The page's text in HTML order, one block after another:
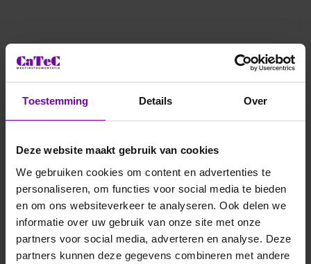
Toestemming Details Over
Deze website maakt gebruik van cookies
We gebruiken cookies om content en advertenties te
personaliseren, om functies voor social media te bieden
en om ons websiteverkeer te analyseren. Ook delen we
informatie over uw gebruik van onze site met onze
partners voor social media, adverteren en analyse. Deze
partners kunnen deze gegevens combineren met andere
TSI
6200E
LoFlo Balometer, luchthoeveelheidmeter, zonder opzetstuk
Voor meer informatie :LoFlo serie
Vraag een offerte aan Bij vragen, bel ons